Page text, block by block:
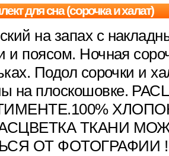
для сна (сорочка и халат)
на запах с
и поясом. Ночная
Подол сорочки и
на плоскошовке.
ТКАНИ
ОТ ФОТОГРАФИИ !